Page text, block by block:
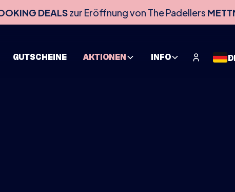
DEALSzur Eröffnung von The Padellers
GUTSCHEINE AKTIONEN INFO